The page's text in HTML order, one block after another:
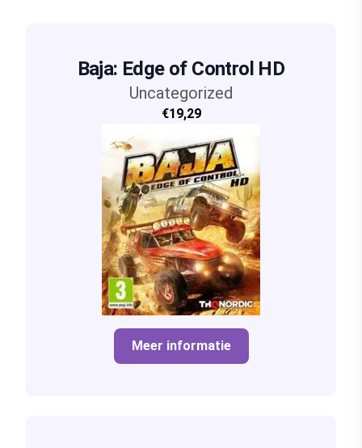
Baja: Edge of Control HD
Uncategorized
€19,29
Meer informatie